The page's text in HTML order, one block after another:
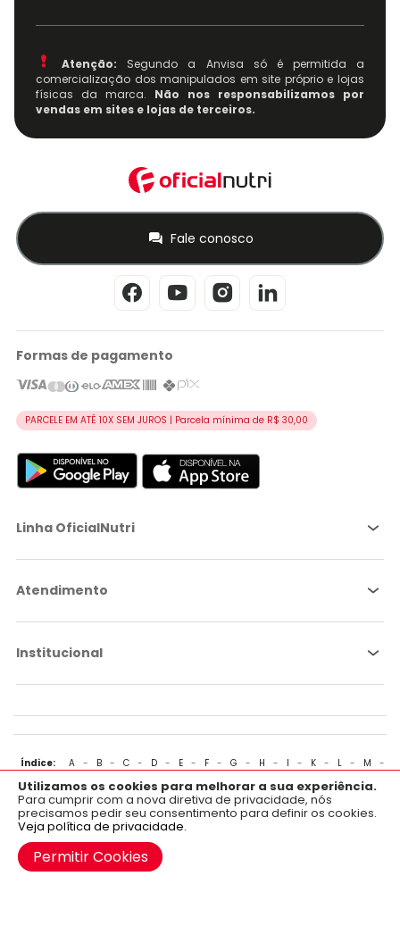
Utilizamos os cookies para melhorar a sua experiência.
Para cumprir com a nova diretiva de privacidade, nós
precisamos pedir seu consentimento para definir os cookies.
Veja política de privacidade.
Permitir Cookies
Adicionar ao carrinho
Atenção: Segundo a Anvisa só é permitida a
comercialização dos manipulados em site próprio e lojas
físicas da marca. Não nos responsabilizamos por
vendas em sites e lojas de terceiros.
Fale conosco
Formas de pagamento
PARCELE EM ATÉ 10X SEM JUROS | Parcela mínima de R$ 30,00
Linha OficialNutri
Atendimento
Institucional
Índice: A - B - C - D - E - F - G - H - I - K - L - M
-
N - O - P - Q - R - S - T - U - V - W - X - Y - Z
FARMACÊUTICA RESPONSÁVEL:
Vanessa Capri - CRF 46545 | CEVS: 351380101-109-000059-1-6
Aplicativo OficialFarma
Baixe já o nosso aplicativo para Android e iOS.
Google Play
×